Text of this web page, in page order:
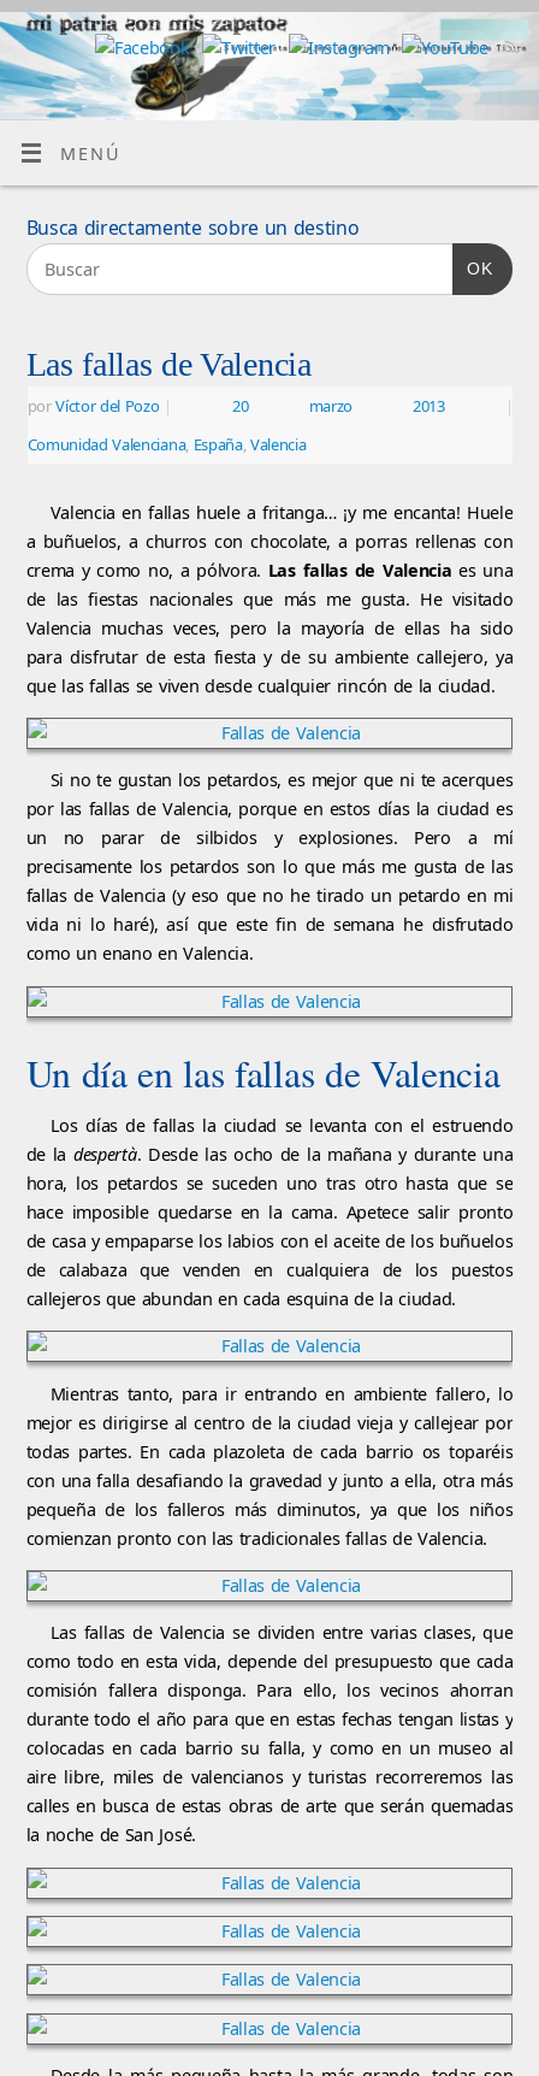
MENÚ
Busca directamente sobre un destino
OK
Las fallas de Valencia
porVíctor del Pozo | 20 marzo 2013
|
Comunidad Valenciana, España,Valencia
Valencia en fallas huele a fritanga… ¡y me encanta! Huele
a buñuelos, a churros con chocolate, a porras rellenas con
crema y como no, a pólvora. Las fallas de Valencia es una
de las fiestas nacionales que más me gusta. He visitado
Valencia muchas veces, pero la mayoría de ellas ha sido
para disfrutar de esta fiesta y de su ambiente callejero, ya
que las fallas se viven desde cualquier rincón de la ciudad.
Si no te gustan los petardos, es mejor que ni te acerques
por las fallas de Valencia, porque en estos días la ciudad es
un no parar de silbidos y explosiones. Pero a mí
precisamente los petardos son lo que más me gusta de las
fallas de Valencia (y eso que no he tirado un petardo en mi
vida ni lo haré), así que este fin de semana he disfrutado
como un enano en Valencia.
Un día en las fallas de Valencia
Los días de fallas la ciudad se levanta con el estruendo
de ladespertà. Desde las ocho de la mañana y durante una
hora, los petardos se suceden uno tras otro hasta que se
hace imposible quedarse en la cama. Apetece salir pronto
de casa y empaparse los labios con el aceite de los buñuelos
de calabaza que venden en cualquiera de los puestos
callejeros que abundan en cada esquina de la ciudad.
Mientras tanto, para ir entrando en ambiente fallero, lo
mejor es dirigirse al centro de la ciudad vieja y callejear por
todas partes. En cada plazoleta de cada barrio os toparéis
con una falla desafiando la gravedad y junto a ella, otra más
pequeña de los falleros más diminutos, ya que los niños
comienzan pronto con las tradicionales fallas de Valencia.
Las fallas de Valencia se dividen entre varias clases, que
como todo en esta vida, depende del presupuesto que cada
comisión fallera disponga. Para ello, los vecinos ahorran
durante todo el año para que en estas fechas tengan listas y
colocadas en cada barrio su falla, y como en un museo al
aire libre, miles de valencianos y turistas recorreremos las
calles en busca de estas obras de arte que serán quemadas
la noche de San José.